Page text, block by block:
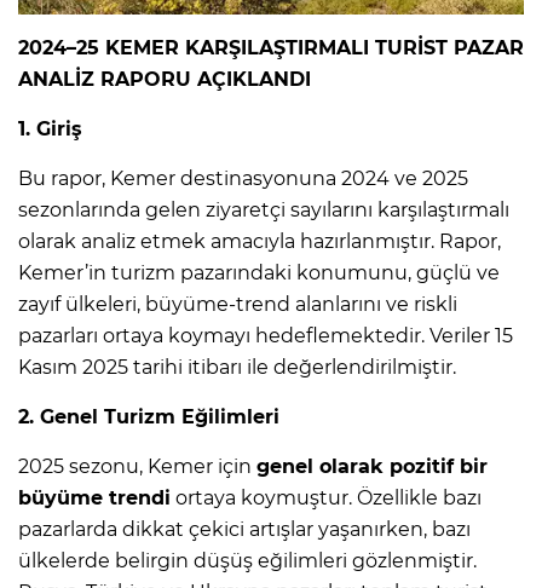
2024–25 KEMER KARŞILAŞTIRMALI TURİST PAZAR
ANALİZ RAPORU AÇIKLANDI
1. Giriş
Bu rapor, Kemer destinasyonuna 2024 ve 2025
sezonlarında gelen ziyaretçi sayılarını karşılaştırmalı
olarak analiz etmek amacıyla hazırlanmıştır. Rapor,
Kemer’in turizm pazarındaki konumunu, güçlü ve
zayıf ülkeleri, büyüme-trend alanlarını ve riskli
pazarları ortaya koymayı hedeflemektedir. Veriler 15
Kasım 2025 tarihi itibarı ile değerlendirilmiştir.
2. Genel Turizm Eğilimleri
2025 sezonu, Kemer için genel olarak pozitif bir
büyüme trendi ortaya koymuştur. Özellikle bazı
pazarlarda dikkat çekici artışlar yaşanırken, bazı
ülkelerde belirgin düşüş eğilimleri gözlenmiştir.